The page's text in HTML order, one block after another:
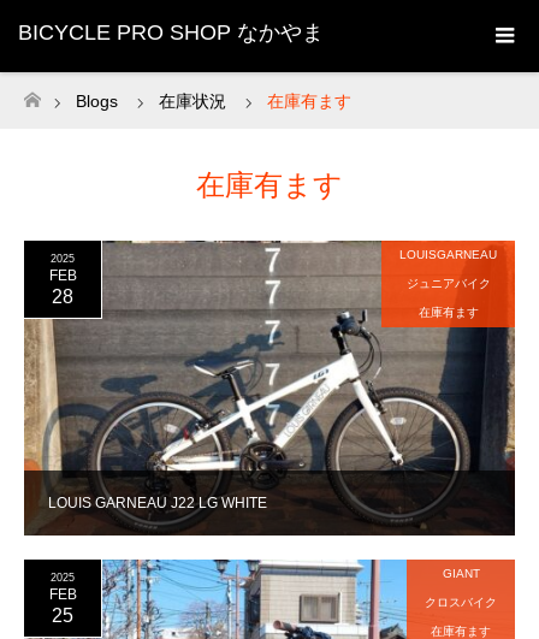
BICYCLE PRO SHOP なかやま
ホーム
Blogs 在庫状況 在庫有ます
在庫有ます
LOUIS GARNEAU J22 LG WHITE
2025
FEB
28
LOUISGARNEAU
ジュニアバイク
在庫有ます
2025
FEB
25
GIANT
クロスバイク
在庫有ます